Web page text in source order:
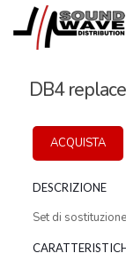
DB4
ACQUISTA
DESCRIZIONE
Set di